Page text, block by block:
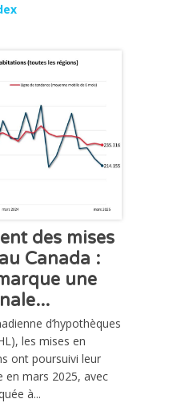
des mises
Canada :
une
d’hypothèques
les mises en
ont poursuivi leur
en mars 2025, avec
à...